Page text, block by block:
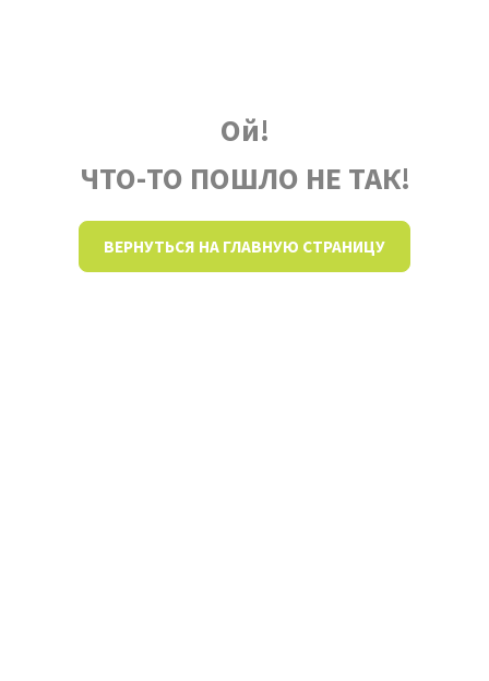
Ой!
ЧТО-ТО ПОШЛО НЕ ТАК!
ВЕРНУТЬСЯ НА ГЛАВНУЮ СТРАНИЦУ